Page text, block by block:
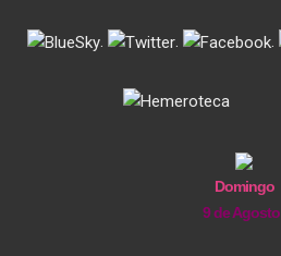
. . .
Domingo
9 de Agosto